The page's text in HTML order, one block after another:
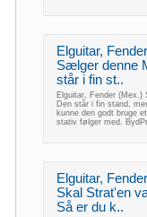
Elguitar,
Sælger denne
står i fin st..
Elguitar, Fender
Den står i fin stand,
kunne den godt bruge
stativ følger med.
Elguitar,
Skal Strat'en
Så er du k..